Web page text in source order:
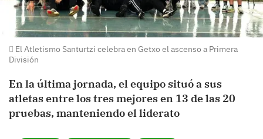
El Atletismo Santurtzi celebra en Getxo el ascenso a Primera
División
En la última jornada, el equipo situó a sus
atletas entre los tres mejores en 13 de las 20
pruebas, manteniendo el liderato